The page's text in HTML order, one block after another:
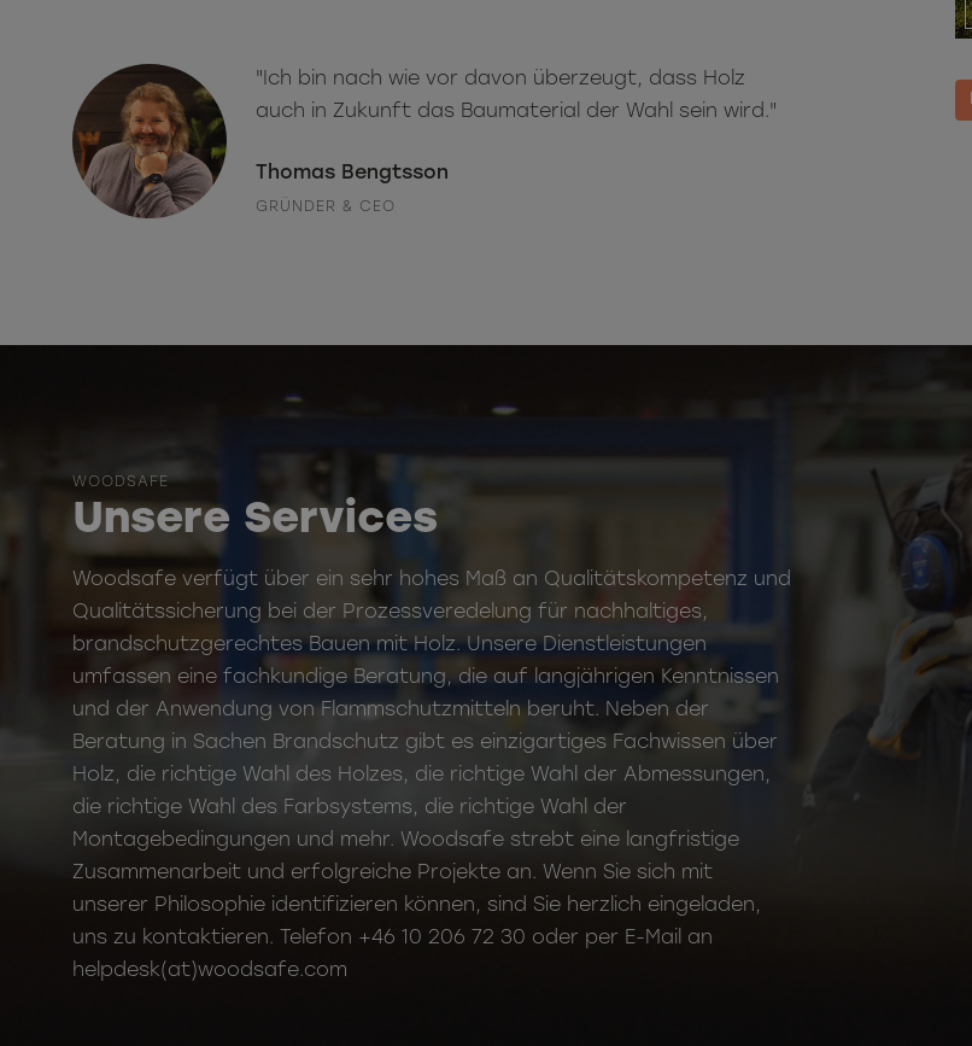
"Ich bin nach wie vor davon überzeugt, dass Holz
auch in Zukunft das Baumaterial der Wahl sein wird."
Thomas Bengtsson
GRÜNDER & CEO
WOODSAFE
Unsere Services
Woodsafe verfügt über ein sehr hohes Maß an Qualitätskompetenz und
Qualitätssicherung bei der Prozessveredelung für nachhaltiges,
brandschutzgerechtes Bauen mit Holz. Unsere Dienstleistungen
umfassen eine fachkundige Beratung, die auf langjährigen Kenntnissen
und der Anwendung von Flammschutzmitteln beruht. Neben der
Beratung in Sachen Brandschutz gibt es einzigartiges Fachwissen über
Holz, die richtige Wahl des Holzes, die richtige Wahl der Abmessungen,
die richtige Wahl des Farbsystems, die richtige Wahl der
Montagebedingungen und mehr. Woodsafe strebt eine langfristige
Zusammenarbeit und erfolgreiche Projekte an. Wenn Sie sich mit
unserer Philosophie identifizieren können, sind Sie herzlich eingeladen,
uns zu kontaktieren. Telefon +46 10 206 72 30 oder per E-Mail an
helpdesk(at)woodsafe.com